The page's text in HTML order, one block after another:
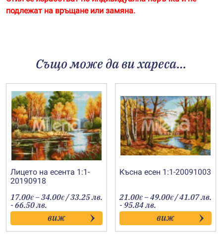
подлежат на връщане или замяна.
Също може да ви хареса…
Лицето на есента 1:1-
20190918
17.00€ –34.00€Price
range:
17.00€
through
34.00€
/ 33.25 лв.
- 66.50 лв.
виж
Късна есен 1:1-20091003
21.00€ –49.00€Price
range:
21.00€
through
49.00€
/ 41.07 лв.
- 95.84 лв.
виж